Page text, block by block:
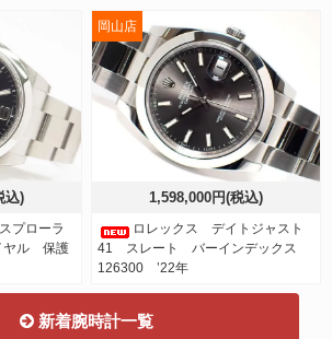
込)
プローラ
ヤル 保護
1,598,000円(税込)
ロレックス デイトジャスト
41 スレート バーインデックス
126300 ’22年
岡山店
新着腕時計一覧